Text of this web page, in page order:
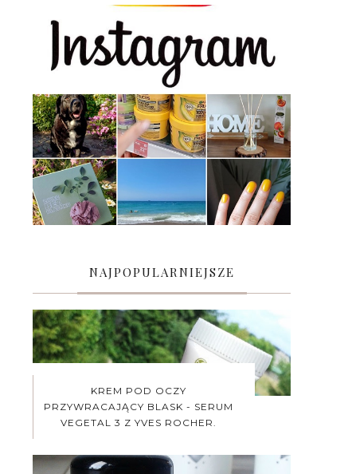
NAJPOPULARNIEJSZE
KREM POD OCZY
PRZYWRACAJĄCY BLASK - SERUM
VEGETAL 3 Z YVES ROCHER.